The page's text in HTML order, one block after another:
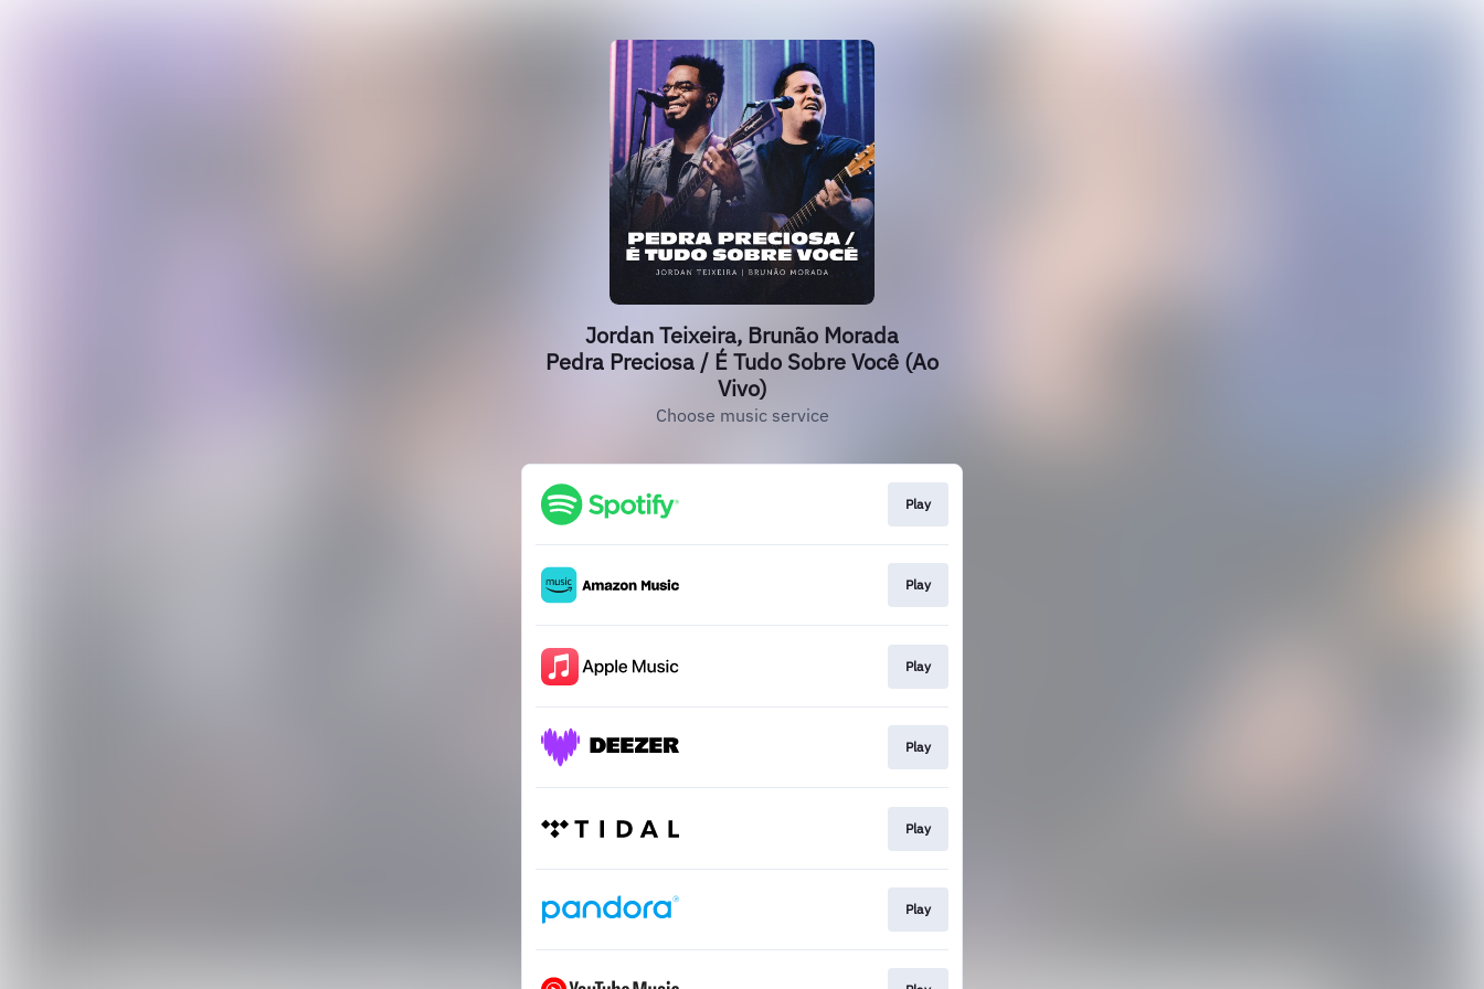
Jordan Teixeira, Brunão Morada
Pedra Preciosa / É Tudo Sobre Você (Ao
Vivo)
Choose music service
Play
Play
Play
Play
Play
Play